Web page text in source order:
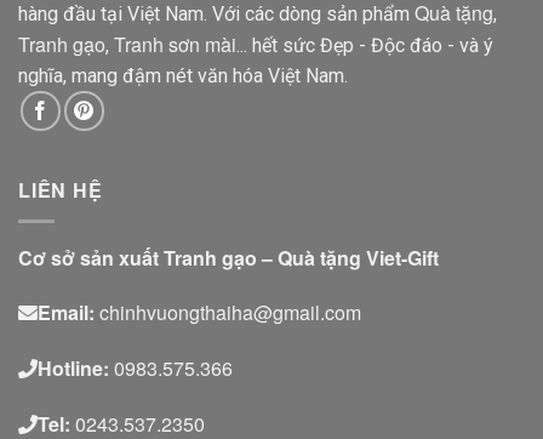
hàng đầu tại Việt Nam. Với các dòng sản phẩm Quà tặng,
Tranh gạo, Tranh sơn mài... hết sức Đẹp - Độc đáo - và ý
nghĩa, mang đậm nét văn hóa Việt Nam.
LIÊN HỆ
Cơ sở sản xuất Tranh gạo – Quà tặng Viet-Gift
Email: chinhvuongthaiha@gmail.com
Hotline: 0983.575.366
Tel: 0243.537.2350